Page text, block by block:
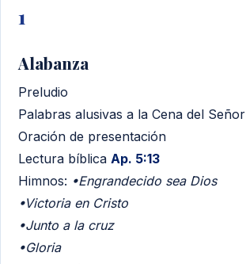
1
Alabanza
Preludio
Palabras alusivas a la Cena del Señor
Oración de presentación
Lectura bíblica Ap. 5:13
Himnos: •Engrandecido sea Dios
•Victoria en Cristo
•Junto a la cruz
•Gloria